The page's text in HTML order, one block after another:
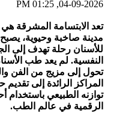
04-09-2026, 01:25 PM
تعد الابتسامة المشرقة هي
مدينة صاخبة وحيوية،
للأسنان رحلة تهدف إلى
النفسية. لم يعد طب
تحول إلى مزيج من الفن
المراكز الرائدة إلى
توازنه الطبيعي باستخدام
الرقمية في عالم الطب.